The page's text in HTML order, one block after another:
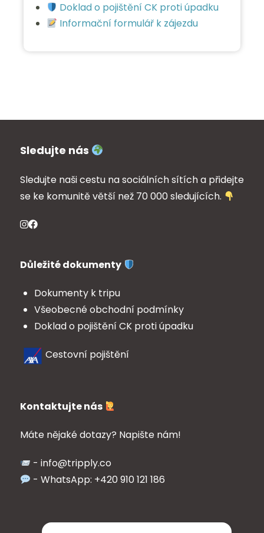
Doklad o pojištění CK proti úpadku
Informační formulář k zájezdu
Sledujte nás
Sledujte naši cestu na sociálních sítích a přidejte
se ke komunitě větší než 70 000 sledujících.
Důležité dokumenty
Dokumenty k tripu
Všeobecné obchodní podmínky
Doklad o pojištění CK proti úpadku
Cestovní pojištění
Kontaktujte nás
Máte nějaké dotazy? Napište nám!
- info@tripply.co
- WhatsApp: +420 910 121 186